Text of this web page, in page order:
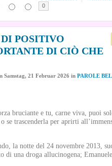
0
POSITIVO
DI CIÒ CHE
Samstag, 21 Februar 2026 in PAROLE
bruciante e tu, carne viva, puoi
se trascenderla per aprirti
la notte del 24 novembre 2013,
una droga allucinogena;